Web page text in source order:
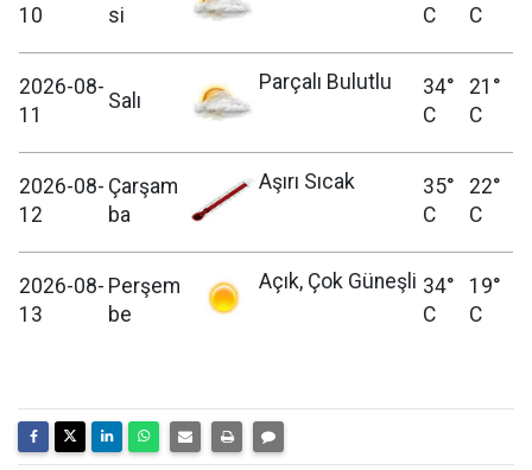
10
si
C
C
2026-08-
11
Salı
Parçalı Bulutlu
34°
C
21°
C
2026-08-
12
Çarşam
ba
Aşırı Sıcak
35°
C
22°
C
2026-08-
13
Perşem
be
Açık, Çok Güneşli 34°
C
19°
C